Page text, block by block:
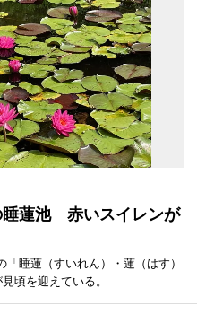
睡蓮池 赤いスイレンが
「睡蓮（すいれん）・蓮（はす）
頃を迎えている。